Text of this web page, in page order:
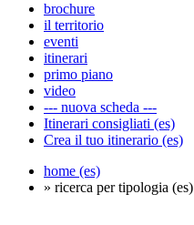
brochure
il territorio
eventi
itinerari
primo piano
video
--- nuova scheda ---
Itinerari consigliati (es)
Crea il tuo itinerario (es)
home (es)
» ricerca per tipologia (es)